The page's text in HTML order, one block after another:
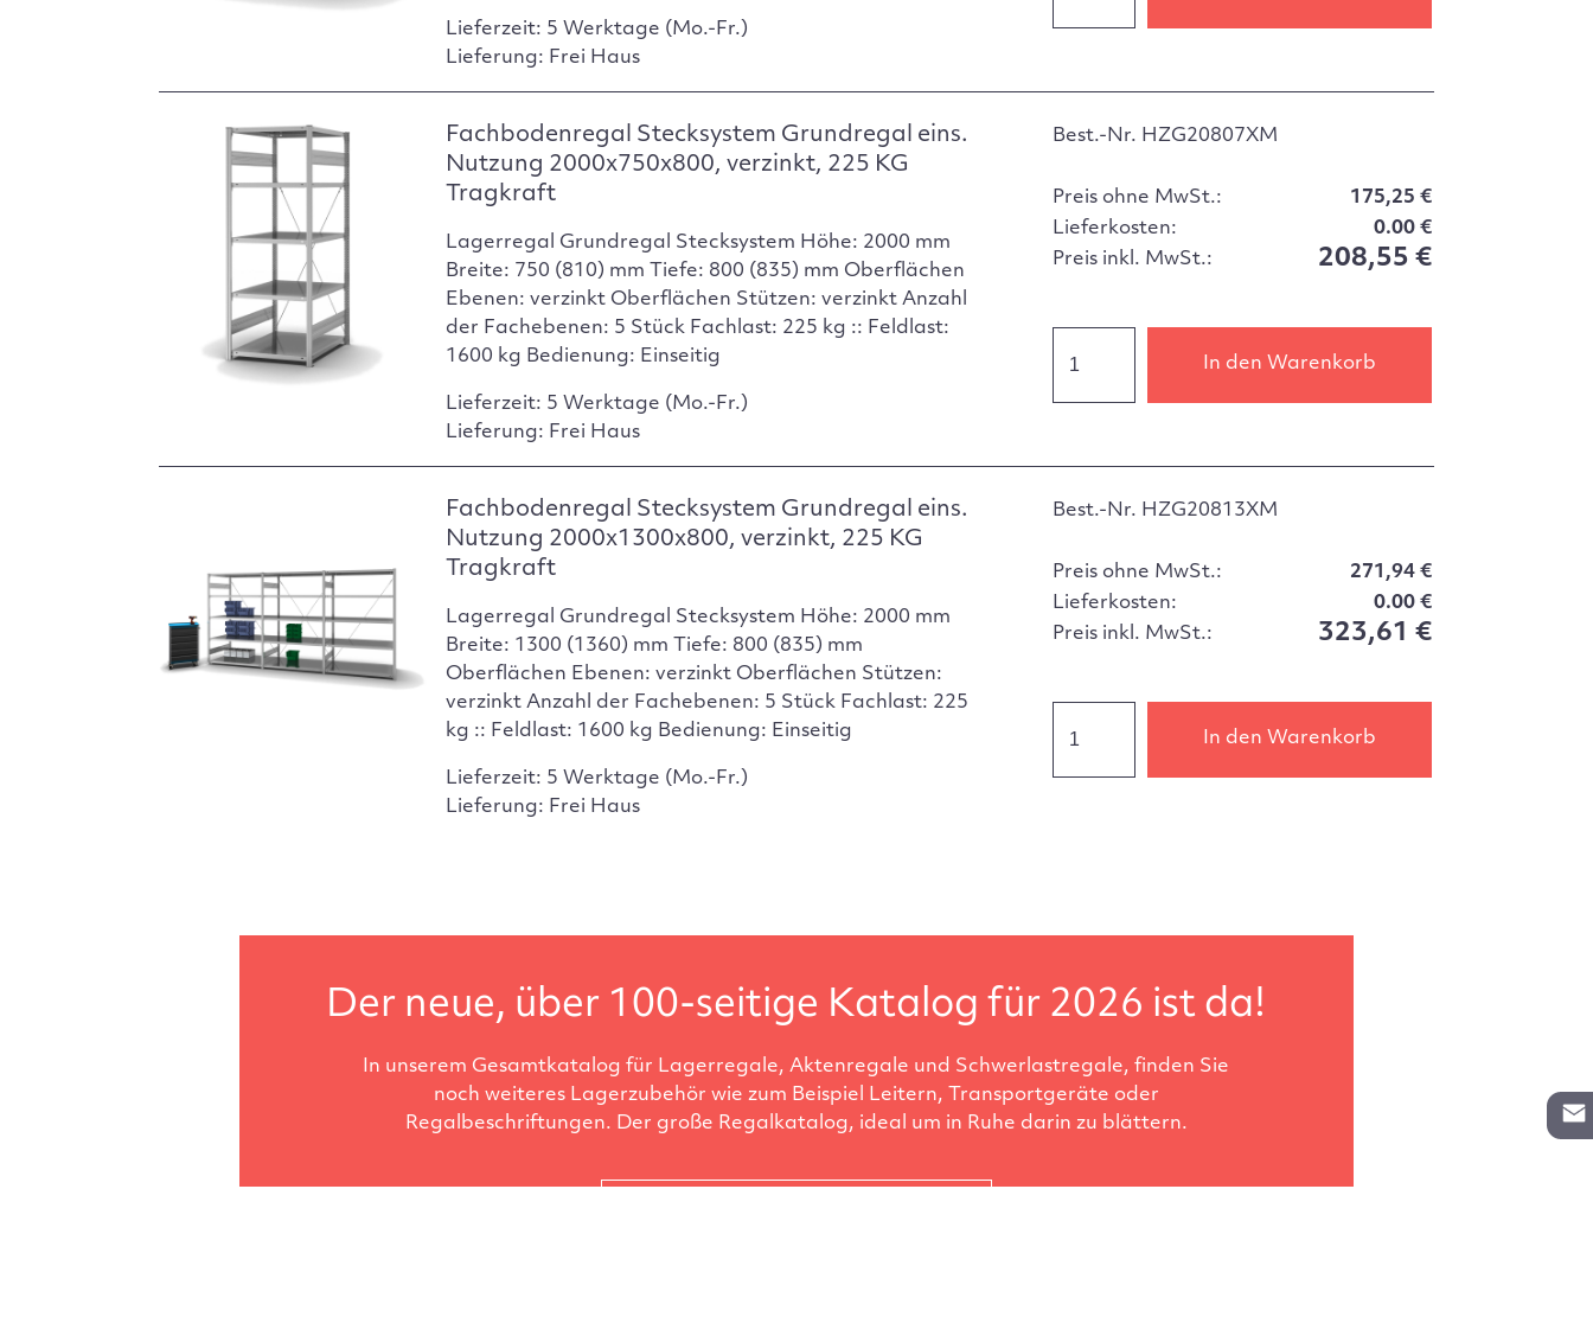
Lieferzeit: 5 Werktage (Mo.-Fr.)
Lieferung: Frei Haus
Fachbodenregal Stecksystem Grundregal eins.
Nutzung 2000x750x800, verzinkt, 225 KG
Tragkraft
Lagerregal Grundregal Stecksystem Höhe: 2000 mm
Breite: 750 (810) mm Tiefe: 800 (835) mm Oberflächen
Ebenen: verzinkt Oberflächen Stützen: verzinkt Anzahl
der Fachebenen: 5 Stück Fachlast: 225 kg :: Feldlast:
1600 kg Bedienung: Einseitig
Lieferzeit: 5 Werktage (Mo.-Fr.)
Lieferung: Frei Haus
Best.-Nr. HZG20807XM
Preis ohne MwSt.:
175,25 €
Lieferkosten:
0.00 €
Preis inkl. MwSt.:
208,55 €
In den Warenkorb
Fachbodenregal Stecksystem Grundregal eins.
Nutzung 2000x1300x800, verzinkt, 225 KG
Tragkraft
Lagerregal Grundregal Stecksystem Höhe: 2000 mm
Breite: 1300 (1360) mm Tiefe: 800 (835) mm
Oberflächen Ebenen: verzinkt Oberflächen Stützen:
verzinkt Anzahl der Fachebenen: 5 Stück Fachlast: 225
kg :: Feldlast: 1600 kg Bedienung: Einseitig
Lieferzeit: 5 Werktage (Mo.-Fr.)
Lieferung: Frei Haus
Best.-Nr. HZG20813XM
Preis ohne MwSt.:
271,94 €
Lieferkosten:
0.00 €
Preis inkl. MwSt.:
323,61 €
In den Warenkorb
Der neue, über 100-seitige Katalog für 2026 ist da!
In unserem Gesamtkatalog für Lagerregale, Aktenregale und Schwerlastregale, finden Sie
noch weiteres Lagerzubehör wie zum Beispiel Leitern, Transportgeräte oder
Regalbeschriftungen. Der große Regalkatalog, ideal um in Ruhe darin zu blättern.